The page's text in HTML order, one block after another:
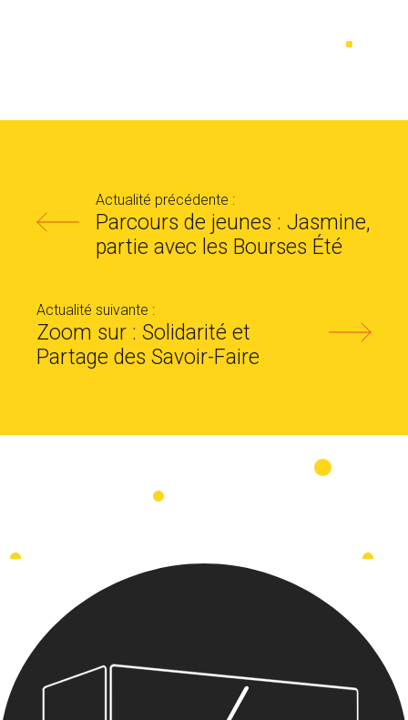
Actualité précédente :
Parcours de jeunes : Jasmine,
partie avec les Bourses Été
Actualité suivante :
Zoom sur : Solidarité et
Partage des Savoir-Faire